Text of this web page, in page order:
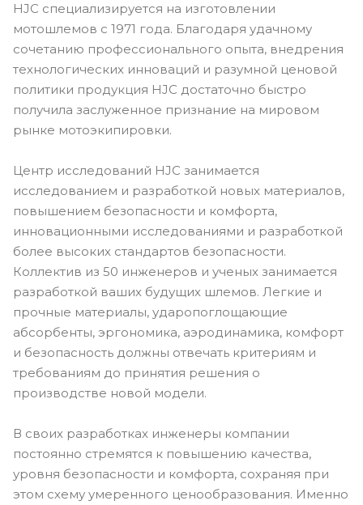
HJC специализируется на изготовлении
мотошлемов с 1971 года. Благодаря удачному
сочетанию профессионального опыта, внедрения
технологических инноваций и разумной ценовой
политики продукция HJC достаточно быстро
получила заслуженное признание на мировом
рынке мотоэкипировки.
Центр исследований HJC занимается
исследованием и разработкой новых материалов,
повышением безопасности и комфорта,
инновационными исследованиями и разработкой
более высоких стандартов безопасности.
Коллектив из 50 инженеров и ученых занимается
разработкой ваших будущих шлемов. Легкие и
прочные материалы, ударопоглощающие
абсорбенты, эргономика, аэродинамика, комфорт
и безопасность должны отвечать критериям и
требованиям до принятия решения о
производстве новой модели.
В своих разработках инженеры компании
постоянно стремятся к повышению качества,
уровня безопасности и комфорта, сохраняя при
этом схему умеренного ценообразования. Именно